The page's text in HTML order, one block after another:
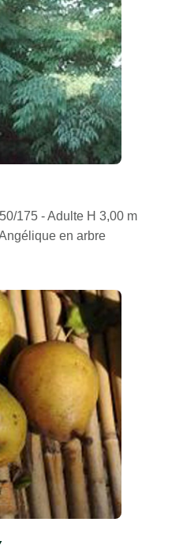
175 - Adulte H 3,00 m
en arbre